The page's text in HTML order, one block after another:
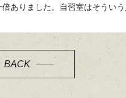
ありました。自習室はそういう
BACK